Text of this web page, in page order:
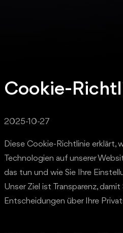
Cookie-
2025-10-27
Diese Cookie-Richtlinie erklärt,
Technologien auf unserer
das tun und wie Sie Ihre
Unser Ziel ist Transparenz,
Entscheidungen über Ihre